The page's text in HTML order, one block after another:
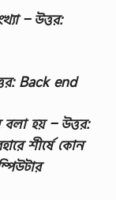
– উত্তর:
Back end
বলা হয় – উত্তর:
শীর্ষে কোন